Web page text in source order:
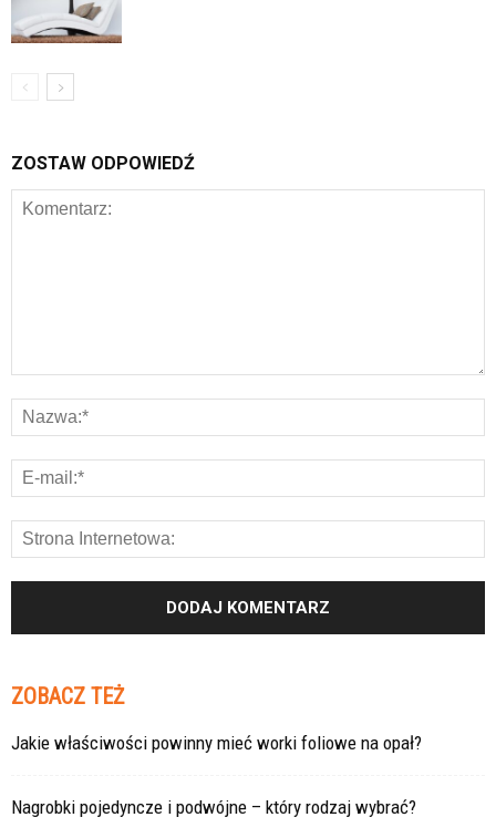
ZOSTAW ODPOWIEDŹ
ZOBACZ TEŻ
Jakie właściwości powinny mieć worki foliowe na opał?
Nagrobki pojedyncze i podwójne – który rodzaj wybrać?